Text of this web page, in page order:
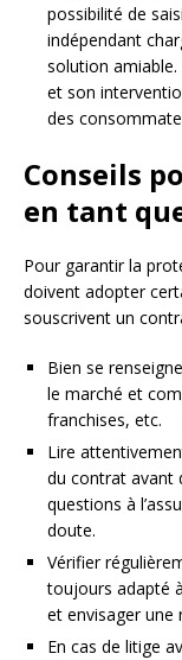
possibilité de
indépendant
solution
et son
des
Conseils
en tant
Pour garantir la
doivent adopter
souscrivent un
Bien se
le marché et
franchises, etc.
Lire
du contrat avant
questions à
doute.
Vérifier
toujours adapté
et envisager une
En cas de litige